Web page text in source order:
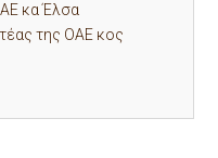
κα Έλσα
της ΟΑΕ κος